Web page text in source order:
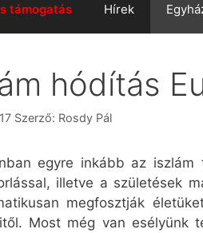
támogatás Hírek
hódítás
Szerző: Rosdy Pál
egyre inkább az iszlám
illetve a születések
megfosztják
Most még van esélyünk